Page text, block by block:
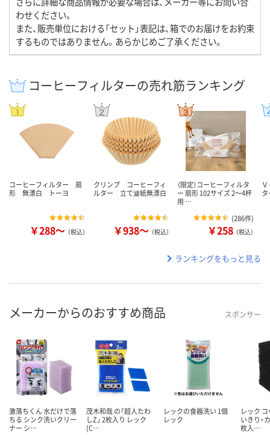
わせください。
また、販売単位における「セット」表記は、箱でのお届けをお約束
するものではありません。あらかじめご了承ください。
コーヒーフィルターの売れ筋ランキング
コーヒーフィルター 扇
形 無漂白 トーヨ
￥288～ （税込）
クリンプ コーヒーフィ
ルター 立て濾紙無漂白
￥938～ （税込）
（限定）コーヒーフィルタ
ー 扇形 102サイズ 2～4杯
用 …
(286件)
￥258 （税込）
ランキングをもっと見る
メーカーからのおすすめ商品 スポンサー
激落ちくん 水だけで落
ちる シンク洗いクリー
ナー シ…
茂木和哉 の「超人たわ
しZ」 2枚入り レック
(C…
レックの食器洗い 1個
レック
レック
いきり・
枚入…